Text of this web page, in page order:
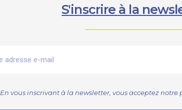
S'inscrire à la
En vous inscrivant à la newsletter, vous acceptez notre